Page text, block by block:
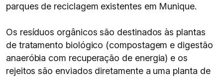
parques de reciclagem existentes em Munique.
Os resíduos orgânicos são destinados às plantas
de tratamento biológico (compostagem e digestão
anaeróbia com recuperação de energia) e os
rejeitos são enviados diretamente a uma planta de